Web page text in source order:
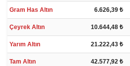
Gram Has Altın 6.626,39 ₺
Çeyrek Altın 10.644,48 ₺
Yarım Altın 21.222,43 ₺
Tam Altın 42.577,92 ₺